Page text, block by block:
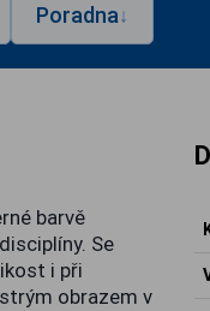
Poradna↓
barvě
Se
i při
obrazem v